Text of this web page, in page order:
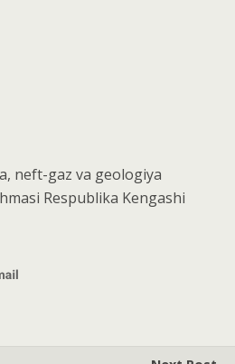
neft-gaz va geologiya
Respublika Kengashi